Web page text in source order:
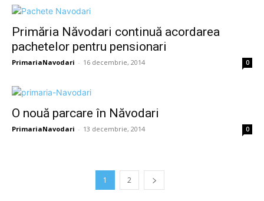
Primăria Năvodari continuă acordarea
pachetelor pentru pensionari
PrimariaNavodari - 16 decembrie, 2014 0
O nouă parcare în Năvodari
PrimariaNavodari - 13 decembrie, 2014 0
1 2